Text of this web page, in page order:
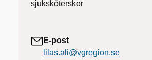
sjuksköterskor
E-post
lilas.ali@vgregion.se